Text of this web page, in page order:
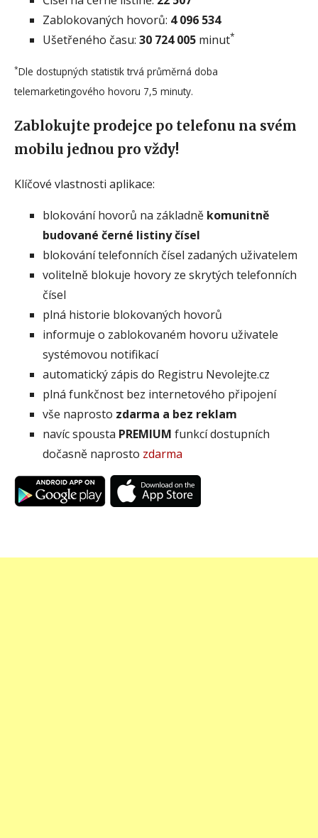
Zablokovaných hovorů: 4 096 534
Ušetřeného času: 30 724 005 minut*
*Dle dostupných statistik trvá průměrná doba
telemarketingového hovoru 7,5 minuty.
Zablokujte prodejce po telefonu na svém
mobilu jednou pro vždy!
Klíčové vlastnosti aplikace:
blokování hovorů na základně komunitně
budované černé listiny čísel
blokování telefonních čísel zadaných uživatelem
volitelně blokuje hovory ze skrytých telefonních
čísel
plná historie blokovaných hovorů
informuje o zablokovaném hovoru uživatele
systémovou notifikací
automatický zápis do Registru Nevolejte.cz
plná funkčnost bez internetového připojení
vše naprosto zdarma a bez reklam
navíc spousta PREMIUM funkcí dostupních
dočasně naprosto zdarma